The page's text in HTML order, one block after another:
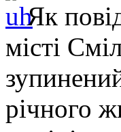
Як
місті
річного